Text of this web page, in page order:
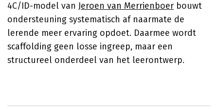
4C/ID-model van Jeroen van Merrienboer bouwt
ondersteuning systematisch af naarmate de
lerende meer ervaring opdoet. Daarmee wordt
scaffolding geen losse ingreep, maar een
structureel onderdeel van het leerontwerp.